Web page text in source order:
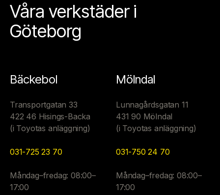
Våra verkstäder i
Göteborg
Bäckebol
Transportgatan 33
422 46 Hisings-Backa
(i Toyotas anläggning)
031-725 23 70
Måndag–fredag: 08:00–
17:00
Mölndal
Lunnagårdsgatan 11
431 90 Mölndal
(i Toyotas anläggning)
031-750 24 70
Måndag–fredag: 08:00–
17:00